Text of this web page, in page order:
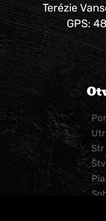
Terézie
GPS:
Utr
Str
Štv
Pia